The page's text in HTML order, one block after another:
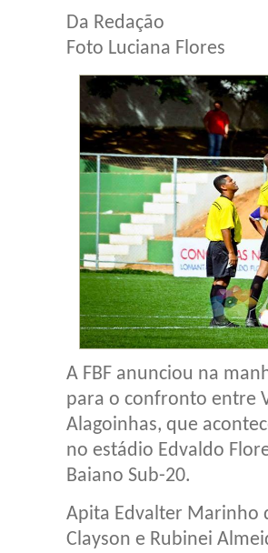
Da Redação
Foto Luciana Flores
A FBF anunciou na
para o confronto entre
Alagoinhas, que
no estádio Edvaldo
Baiano Sub-20.
Apita Edvalter Marinho
Clayson e Rubinei